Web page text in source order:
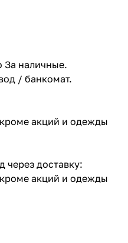
За наличные.
/ банкомат.
акций и одежды
через доставку:
акций и одежды